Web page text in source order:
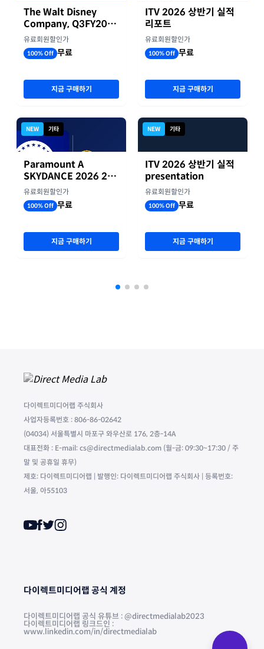
The Walt Disney
Company, Q3FY2026
실적자료
유료회원할인가
100% Off 무료
지금 구매하기
NEW 기타
Paramount A
SKYDANCE 2026 2분
기 실적
유료회원할인가
100% Off 무료
지금 구매하기
ITV 2026 상반기 실적
리포트
유료회원할인가
100% Off 무료
지금 구매하기
NEW 기타
ITV 2026 상반기 실적
presentation
유료회원할인가
100% Off 무료
지금 구매하기
다이렉트미디어랩 주식회사
사업자등록번호 : 806-86-02642
(04034) 서울특별시 마포구 와우산로 176, 2층-14A
대표전화 : E-mail: cs@directmedialab.com (월-금: 09:30~17:30 / 주
말 및 공휴일 휴무)
제호: 다이렉트미디어랩 | 발행인: 다이렉트미디어랩 주식회사 | 등록번호:
서울, 아55103
다이렉트미디어랩 공식 계정
다이렉트미디어랩 공식 유튜브 : @directmedialab2023
다이렉트미디어랩 링크드인 :
www.linkedin.com/in/directmedialab